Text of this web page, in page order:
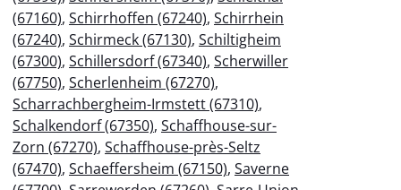
(67160), Schirrhoffen (67240), Schirrhein
(67240), Schirmeck (67130), Schiltigheim
(67300), Schillersdorf (67340), Scherwiller
(67750), Scherlenheim (67270),
Scharrachbergheim-Irmstett (67310),
Schalkendorf (67350), Schaffhouse-sur-
Zorn (67270), Schaffhouse-près-Seltz
(67470), Schaeffersheim (67150), Saverne